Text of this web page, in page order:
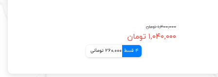
۱,۳۰۰,۰۰۰ تومان
۱,۰۴۰,۰۰۰ تومان
4 قسط 260,000 تومانی